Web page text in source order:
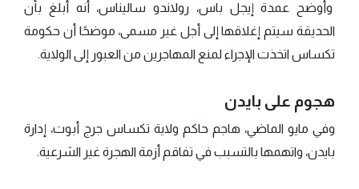
وأوضح عمدة إيجل باس، رولاندو ساليناس، أنه أُبلغ بأن
الحديقة سيتم إغلاقها إلى أجل غير مسمى، موضحًا أن حكومة
تكساس اتخذت الإجراء لمنع المهاجرين من العبور إلى الولاية.
هجوم على بايدن
وفي مايو الماضي، هاجم حاكم ولاية تكساس جرج أبوت، إدارة
بايدن، واتهمها بالتسبب في تفاقم أزمة الهجرة غير الشرعية.